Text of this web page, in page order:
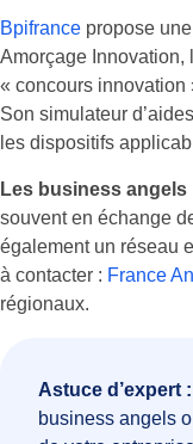
Bpifrance propose
Amorçage Innovation,
« concours innovation
Son simulateur
les dispositifs
Les business angels
souvent en échange
également un réseau
à contacter : France
régionaux.
Astuce d’expert :
business angels